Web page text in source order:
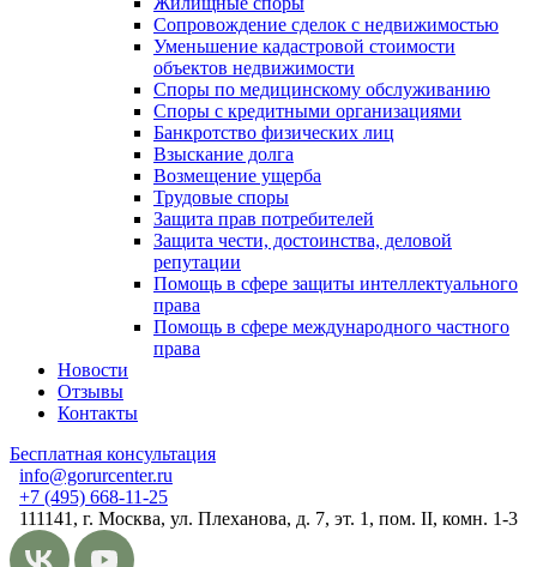
Сопровождение сделок с недвижимостью
Уменьшение кадастровой стоимости
объектов недвижимости
Споры по медицинскому обслуживанию
Споры с кредитными организациями
Банкротство физических лиц
Взыскание долга
Возмещение ущерба
Трудовые споры
Защита прав потребителей
Защита чести, достоинства, деловой
репутации
Помощь в сфере защиты интеллектуального
права
Помощь в сфере международного частного
права
Новости
Отзывы
Контакты
Бесплатная консультация
info@gorurcenter.ru
+7 (495) 668-11-25
111141, г. Москва, ул. Плеханова, д. 7, эт. 1, пом. II, комн. 1-3